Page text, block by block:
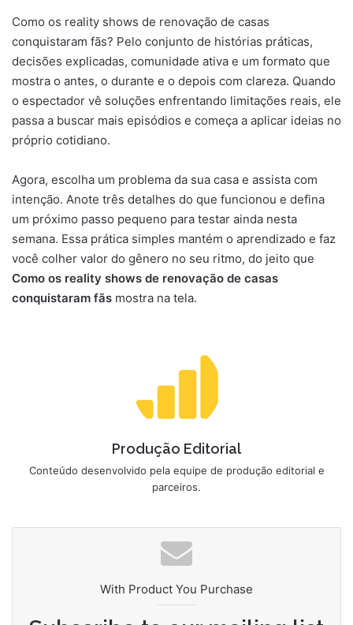
Como os reality shows de renovação de casas
conquistaram fãs? Pelo conjunto de histórias práticas,
decisões explicadas, comunidade ativa e um formato que
mostra o antes, o durante e o depois com clareza. Quando
o espectador vê soluções enfrentando limitações reais, ele
passa a buscar mais episódios e começa a aplicar ideias no
próprio cotidiano.
Agora, escolha um problema da sua casa e assista com
intenção. Anote três detalhes do que funcionou e defina
um próximo passo pequeno para testar ainda nesta
semana. Essa prática simples mantém o aprendizado e faz
você colher valor do gênero no seu ritmo, do jeito que
Como os reality shows de renovação de casas
conquistaram fãs mostra na tela.
Produção Editorial
Conteúdo desenvolvido pela equipe de produção editorial e
parceiros.
With Product You Purchase